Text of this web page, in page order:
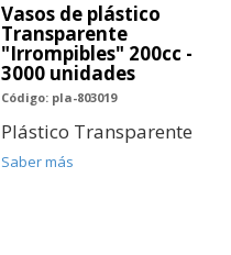
Vasos de plástico
Transparente
"Irrompibles" 200cc -
3000 unidades
Código: pla-803019
Plástico Transparente
Saber más